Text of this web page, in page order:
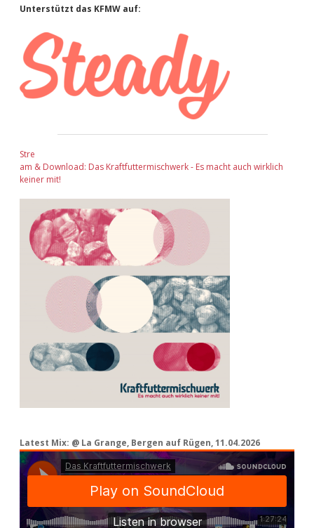
Sidebar
Unterstützt das KFMW auf:
Stre
am & Download: Das Kraftfuttermischwerk - Es macht auch wirklich
keiner mit!
Latest Mix: @ La Grange, Bergen auf Rügen, 11.04.2026